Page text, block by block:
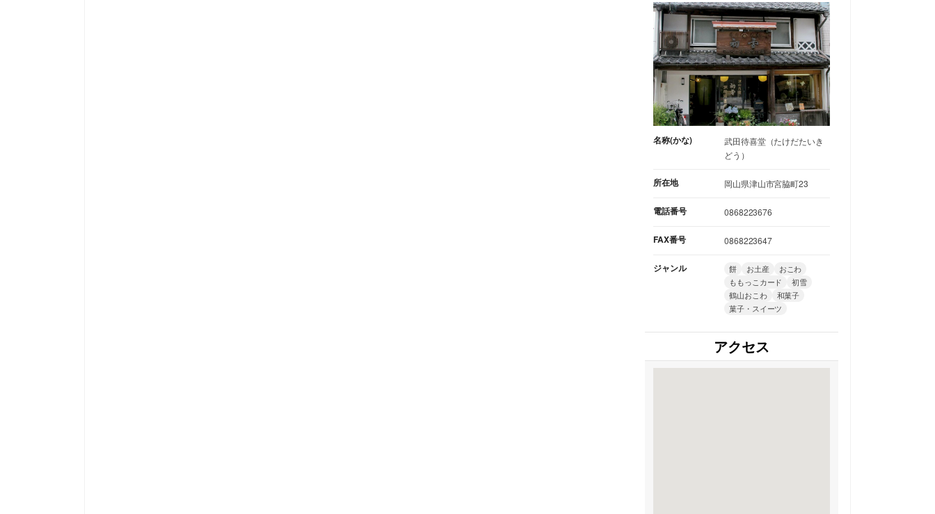
名称(かな)
武田待喜堂（たけだたいき
どう）
所在地 岡山県津山市宮脇町23
電話番号 0868223676
FAX番号 0868223647
ジャンル 餅 お土産
おこわ
ももっこカード
初雪
鶴山おこわ
和菓子
菓子・スイーツ
アクセス